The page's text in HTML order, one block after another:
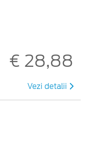
€ 28,88
Vezi detalii